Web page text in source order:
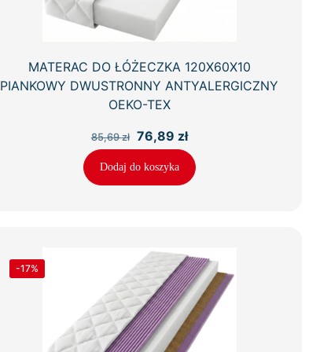
MATERAC DO ŁÓŻECZKA 120X60X10
PIANKOWY DWUSTRONNY ANTYALERGICZNY
OEKO-TEX
85,69zł
Pierwotna
cena
wynosiła:
85,69 zł.
76,89 złAktualna
wynosi:
76,89 zł.
Dodaj do koszyka
-17%